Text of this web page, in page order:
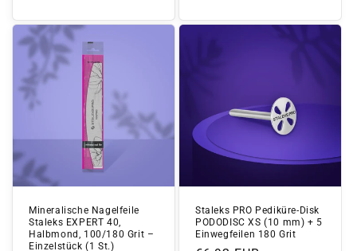
Mineralische Nagelfeile
Staleks EXPERT 40,
Halbmond, 100/180 Grit –
Einzelstück (1 St.)
Staleks PRO Pediküre-Disk
PODODISC XS (10 mm) + 5
Einwegfeilen 180 Grit